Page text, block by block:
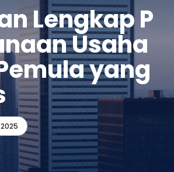
Lengkap P
Usaha
yang
2025